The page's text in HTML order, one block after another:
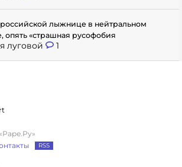
лыжнице в нейтральном
опять «страшная русофобия
луговой 1
RSS